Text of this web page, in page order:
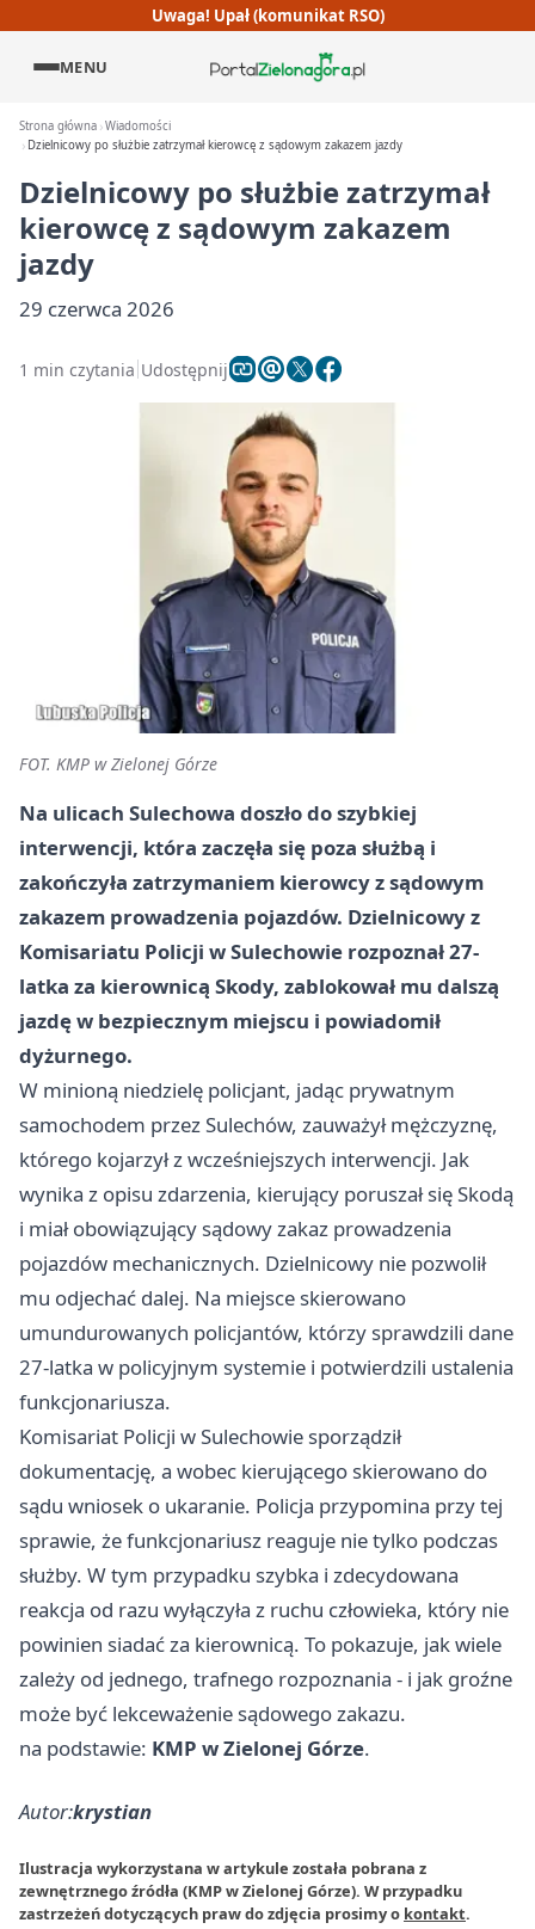
Uwaga! Upał (komunikat RSO)
MENU
Strona główna Wiadomości
Dzielnicowy po służbie zatrzymał kierowcę z sądowym zakazem jazdy
Dzielnicowy po służbie zatrzymał
kierowcę z sądowym zakazem
jazdy
29 czerwca 2026
1 min czytania Udostępnij
FOT. KMP w Zielonej Górze
Na ulicach Sulechowa doszło do szybkiej
interwencji, która zaczęła się poza służbą i
zakończyła zatrzymaniem kierowcy z sądowym
zakazem prowadzenia pojazdów. Dzielnicowy z
Komisariatu Policji w Sulechowie rozpoznał 27-
latka za kierownicą Skody, zablokował mu dalszą
jazdę w bezpiecznym miejscu i powiadomił
dyżurnego.
W minioną niedzielę policjant, jadąc prywatnym
samochodem przez Sulechów, zauważył mężczyznę,
którego kojarzył z wcześniejszych interwencji. Jak
wynika z opisu zdarzenia, kierujący poruszał się Skodą
i miał obowiązujący sądowy zakaz prowadzenia
pojazdów mechanicznych. Dzielnicowy nie pozwolił
mu odjechać dalej. Na miejsce skierowano
umundurowanych policjantów, którzy sprawdzili dane
27-latka w policyjnym systemie i potwierdzili ustalenia
funkcjonariusza.
Komisariat Policji w Sulechowie sporządził
dokumentację, a wobec kierującego skierowano do
sądu wniosek o ukaranie. Policja przypomina przy tej
sprawie, że funkcjonariusz reaguje nie tylko podczas
służby. W tym przypadku szybka i zdecydowana
reakcja od razu wyłączyła z ruchu człowieka, który nie
powinien siadać za kierownicą. To pokazuje, jak wiele
zależy od jednego, trafnego rozpoznania - i jak groźne
może być lekceważenie sądowego zakazu.
na podstawie: KMP w Zielonej Górze.
Autor:krystian
Ilustracja wykorzystana w artykule została pobrana z
zewnętrznego źródła (KMP w Zielonej Górze). W przypadku
zastrzeżeń dotyczących praw do zdjęcia prosimy o kontakt.